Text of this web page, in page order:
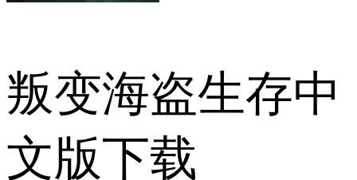
叛变海盗生存中
文版下载